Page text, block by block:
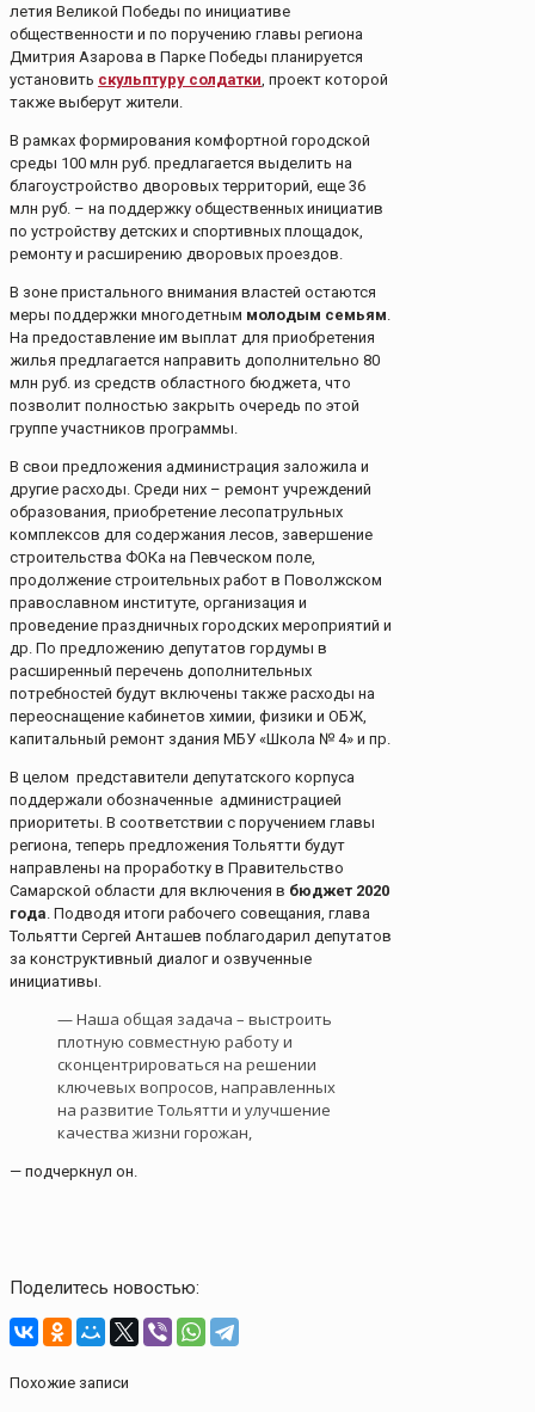
летия Великой Победы по инициативе
общественности и по поручению главы региона
Дмитрия Азарова в Парке Победы планируется
установить скульптуру солдатки, проект которой
также выберут жители.
В рамках формирования комфортной городской
среды 100 млн руб. предлагается выделить на
благоустройство дворовых территорий, еще 36
млн руб. – на поддержку общественных инициатив
по устройству детских и спортивных площадок,
ремонту и расширению дворовых проездов.
В зоне пристального внимания властей остаются
меры поддержки многодетным молодым семьям.
На предоставление им выплат для приобретения
жилья предлагается направить дополнительно 80
млн руб. из средств областного бюджета, что
позволит полностью закрыть очередь по этой
группе участников программы.
В свои предложения администрация заложила и
другие расходы. Среди них – ремонт учреждений
образования, приобретение лесопатрульных
комплексов для содержания лесов, завершение
строительства ФОКа на Певческом поле,
продолжение строительных работ в Поволжском
православном институте, организация и
проведение праздничных городских мероприятий и
др. По предложению депутатов гордумы в
расширенный перечень дополнительных
потребностей будут включены также расходы на
переоснащение кабинетов химии, физики и ОБЖ,
капитальный ремонт здания МБУ «Школа № 4» и пр.
В целом представители депутатского корпуса
поддержали обозначенные администрацией
приоритеты. В соответствии с поручением главы
региона, теперь предложения Тольятти будут
направлены на проработку в Правительство
Самарской области для включения в бюджет 2020
года. Подводя итоги рабочего совещания, глава
Тольятти Сергей Анташев поблагодарил депутатов
за конструктивный диалог и озвученные
инициативы.
— Наша общая задача – выстроить
плотную совместную работу и
сконцентрироваться на решении
ключевых вопросов, направленных
на развитие Тольятти и улучшение
качества жизни горожан,
— подчеркнул он.
Поделитесь новостью:
Похожие записи